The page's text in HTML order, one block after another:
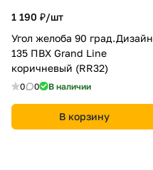
1 190 ₽/шт
Угол желоба 90 град.Дизайн
135 ПВХ Grand Line
коричневый (RR32)
0 0 В наличии
В корзину